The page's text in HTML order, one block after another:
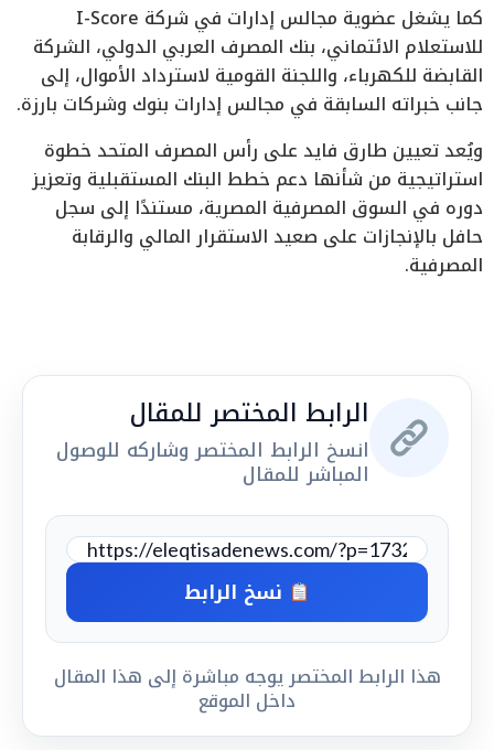
كما يشغل عضوية مجالس إدارات في شركة I-Score
للاستعلام الائتماني، بنك المصرف العربي الدولي، الشركة
القابضة للكهرباء، واللجنة القومية لاسترداد الأموال، إلى
جانب خبراته السابقة في مجالس إدارات بنوك وشركات بارزة.
ويُعد تعيين طارق فايد على رأس المصرف المتحد خطوة
استراتيجية من شأنها دعم خطط البنك المستقبلية وتعزيز
دوره في السوق المصرفية المصرية، مستندًا إلى سجل
حافل بالإنجازات على صعيد الاستقرار المالي والرقابة
المصرفية.
الرابط المختصر للمقال
انسخ الرابط المختصر وشاركه للوصول
المباشر للمقال
نسخ الرابط
هذا الرابط المختصر يوجه مباشرة إلى هذا المقال
داخل الموقع